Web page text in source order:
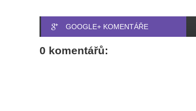
GOOGLE+ KOMENTÁŘE
0 komentářů: